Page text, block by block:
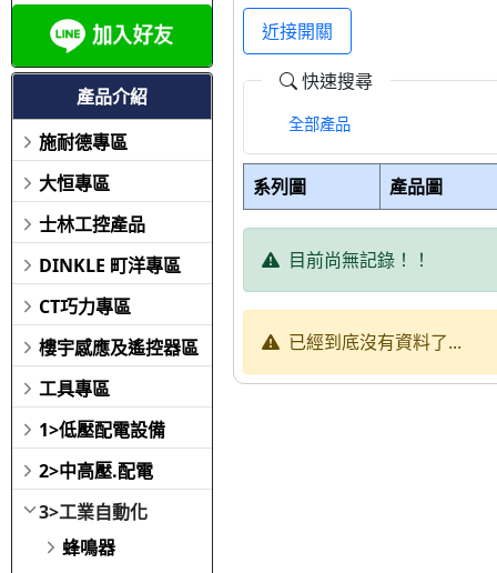
產品介紹
施耐德專區
大恒專區
士林工控產品
DINKLE 町洋專區
CT巧力專區
樓宇感應及遙控器區
工具專區
1>低壓配電設備
2>中高壓.配電
3>工業自動化
蜂鳴器
近接開關
快速搜尋
全部產品
系列圖 產品圖
目前尚無記錄！！
已經到底沒有資料了...